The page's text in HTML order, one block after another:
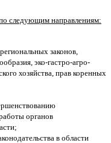
следующим направлениям:
законов,
эко-гастро-агро-
хозяйства, прав коренных
органов
в области